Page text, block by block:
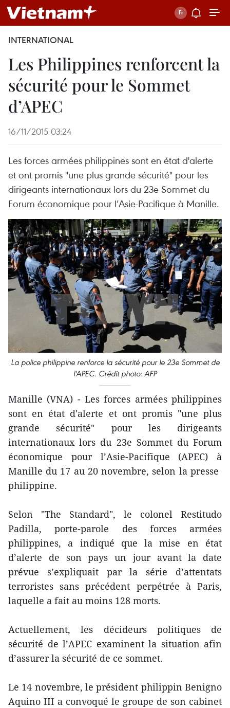
INTERNATIONAL
Les Philippines renforcent la
sécurité pour le Sommet
d’APEC
16/11/2015 03:24
Les forces armées philippines sont en état d'alerte
et ont promis "une plus grande sécurité" pour les
dirigeants internationaux lors du 23e Sommet du
Forum économique pour l’Asie-Pacifique à Manille.
La police philippine renforce la sécurité pour le 23e Sommet de
l'APEC. Crédit photo: AFP
Manille (VNA) - Les forces armées philippines
sont en état d'alerte et ont promis "une plus
grande sécurité" pour les dirigeants
internationaux lors du 23e Sommet du Forum
économique pour l’Asie-Pacifique (APEC) à
Manille du 17 au 20 novembre, selon la presse ​
philippine.
Selon "The Standard", le colonel Restitudo
Padilla, porte-parole des forces armées
philippines, a indiqué que la mise en état
d’alerte de son pays un jour avant ​la date
prévue s’expliquait par ​la série d’attentats
terroristes sans précédent perpétrée à Paris,
laquelle ​a fait ​au moins 128 morts.
Actuellement, les décideurs politiques de
sécurité de l’APEC examinent la situation afin
d’assurer la sécurité de ce sommet.
Le 14 novembre, le président philippin Benigno
Aquino III a convoqué le groupe de son cabinet